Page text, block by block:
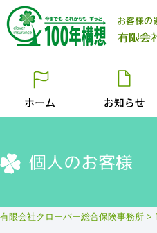
個人のお客様
有限会社クローバー総合保険事務所 >